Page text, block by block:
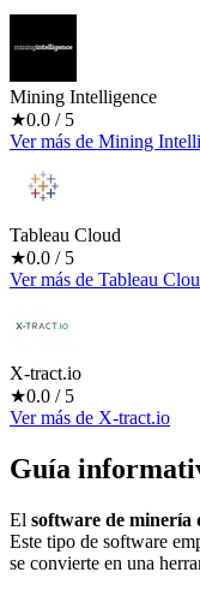
Mining Intelligence
★0.0 / 5
Ver más de Mining
Tableau Cloud
★0.0 / 5
Ver más de Tableau
X-tract.io
★0.0 / 5
Ver más de X-tract.io
Guía
El software de minería
Este tipo de software
se convierte en una